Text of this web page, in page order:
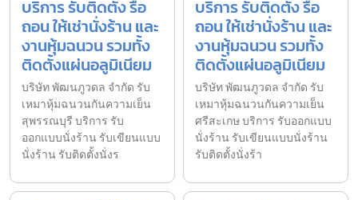
บริการ รับติดตั้ง รื้อ
ถอน ให้เช่านั่งร้าน และ
งานหุ้มฉนวน รวมทั้ง
ติดตั้งแผ่นอลูมิเนียม
บริษัท พัฒนภูวดล จำกัด รับ
เหมาหุ้มฉนวนกันความเย็น
สุพรรณบุรี บริการ รับ
ออกแบบนั่งร้าน รับเขียนแบบ
นั่งร้าน รับติดตั้งนั่งร
บริการ รับติดตั้ง รื้อ
ถอน ให้เช่านั่งร้าน และ
งานหุ้มฉนวน รวมทั้ง
ติดตั้งแผ่นอลูมิเนียม
บริษัท พัฒนภูวดล จำกัด รับ
เหมาหุ้มฉนวนกันความเย็น
ศรีสะเกษ บริการ รับออกแบบ
นั่งร้าน รับเขียนแบบนั่งร้าน
รับติดตั้งนั่งร้า